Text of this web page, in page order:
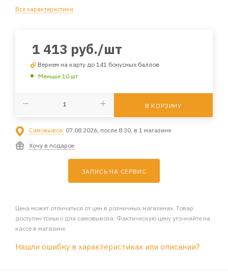
Все характеристики
1 413 руб./шт
Вернем на карту до 141 бонусных баллов
Меньше 10 шт
В КОРЗИНУ
Самовывоз: 07.08.2026, после 8:30, в 1 магазине
Хочу в подарок
ЗАПИСЬ НА СЕРВИС
Цена может отличаться от цен в розничных магазинах. Товар
доступен только для самовывоза. Фактическую цену уточняйте на
кассе в магазине
Нашли ошибку в характеристиках или описании?